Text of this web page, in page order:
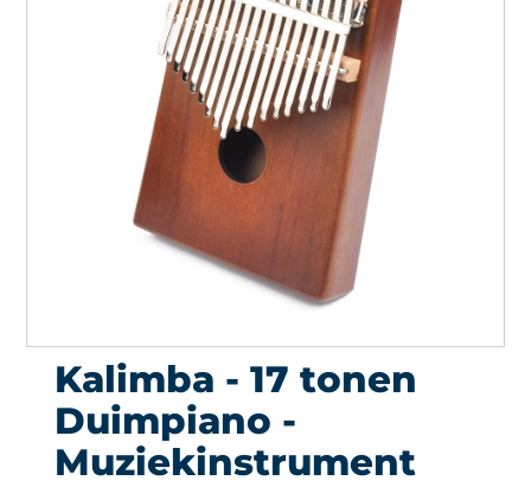
Kalimba - 17 tonen
Duimpiano -
Muziekinstrument